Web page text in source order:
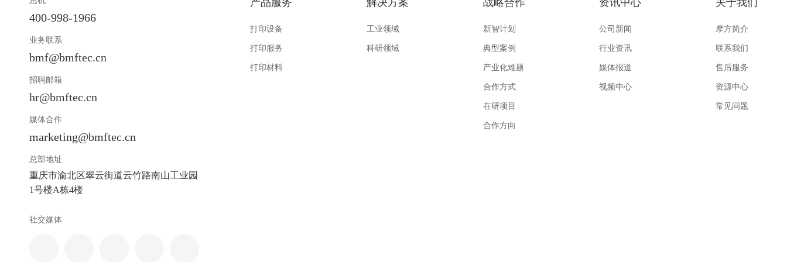
400-998-1966
业务联系
bmf@bmftec.cn
招聘邮箱
hr@bmftec.cn
媒体合作
marketing@bmftec.cn
总部地址
重庆市渝北区翠云街道云竹路南山工业园
1号楼A栋4楼
社交媒体
打印设备
打印服务
打印材料
工业领域
科研领域
新智计划
典型案例
产业化难题
合作方式
在研项目
合作方向
公司新闻
行业资讯
媒体报道
视频中心
摩方简介
联系我们
售后服务
资源中心
常见问题